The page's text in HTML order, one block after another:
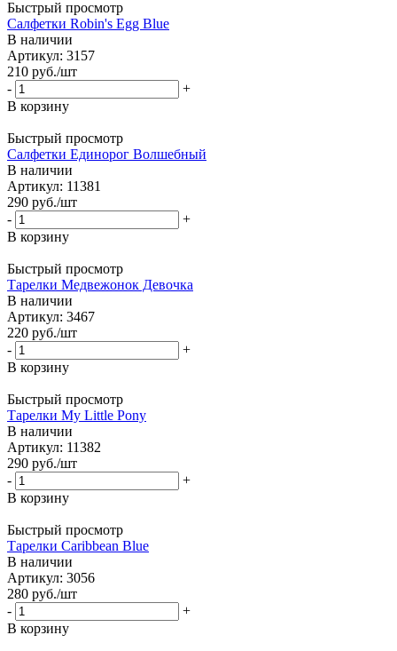
Быстрый просмотр
Салфетки Robin's Egg Blue
В наличии
Артикул: 3157
210 руб./шт
-
+
В корзину
Быстрый просмотр
Салфетки Единорог Волшебный
В наличии
Артикул: 11381
290 руб./шт
-
+
В корзину
Быстрый просмотр
Тарелки Медвежонок Девочка
В наличии
Артикул: 3467
220 руб./шт
-
+
В корзину
Быстрый просмотр
Тарелки My Little Pony
В наличии
Артикул: 11382
290 руб./шт
-
+
В корзину
Быстрый просмотр
Тарелки Caribbean Blue
В наличии
Артикул: 3056
280 руб./шт
-
+
В корзину